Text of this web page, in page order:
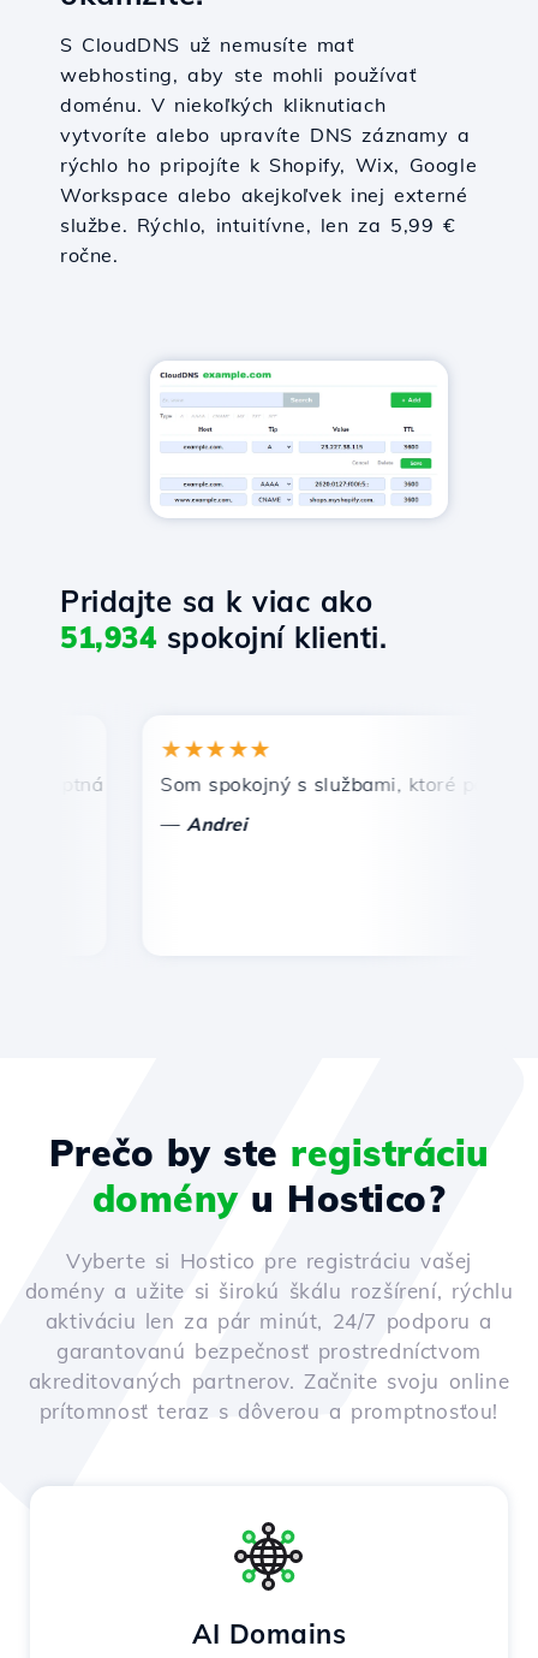
S CloudDNS už nemusíte mať
webhosting, aby ste mohli používať
doménu. V niekoľkých kliknutiach
vytvoríte alebo upravíte DNS záznamy a
rýchlo ho pripojíte k Shopify, Wix, Google
Workspace alebo akejkoľvek inej externé
službe. Rýchlo, intuitívne, len za 5,99 €
ročne.
Pridajte sa k viac ako
51,934spokojní klienti.
a efektívna technická podpora.
★★★★★
Som spokojný s službami, ktoré ponúka
Andrei
Prečo by ste registráciu
doményu Hostico?
Vyberte si Hostico pre registráciu vašej
domény a užite si širokú škálu rozšírení, rýchlu
aktiváciu len za pár minút, 24/7 podporu a
garantovanú bezpečnosť prostredníctvom
akreditovaných partnerov. Začnite svoju online
prítomnosť teraz s dôverou a promptnosťou!
AI Domains